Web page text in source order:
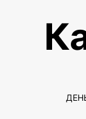
содержимому